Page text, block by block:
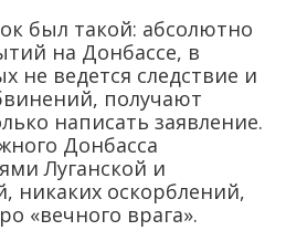
был такой: абсолютно
на Донбассе, в
не ведется следствие и
получают
написать заявление.
Донбасса
Луганской и
никаких оскорблений,
«вечного врага».